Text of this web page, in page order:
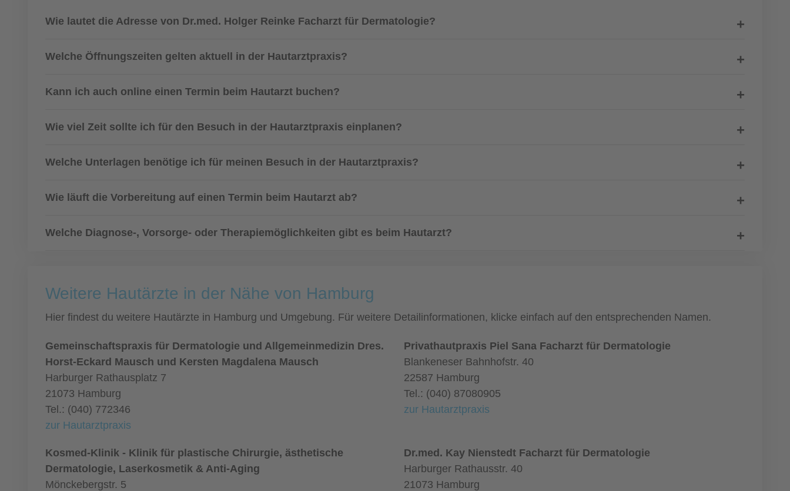
Wie lautet die Adresse von Dr.med. Holger Reinke Facharzt für Dermatologie?
Welche Öffnungszeiten gelten aktuell in der Hautarztpraxis?
Kann ich auch online einen Termin beim Hautarzt buchen?
Wie viel Zeit sollte ich für den Besuch in der Hautarztpraxis einplanen?
Welche Unterlagen benötige ich für meinen Besuch in der Hautarztpraxis?
Wie läuft die Vorbereitung auf einen Termin beim Hautarzt ab?
Welche Diagnose-, Vorsorge- oder Therapiemöglichkeiten gibt es beim Hautarzt?
Weitere Hautärzte in der Nähe von Hamburg
Hier findest du weitere Hautärzte in Hamburg und Umgebung. Für weitere Detailinformationen, klicke einfach auf den entsprechenden Namen.
Gemeinschaftspraxis für Dermatologie und Allgemeinmedizin Dres.
Horst-Eckard Mausch und Kersten Magdalena Mausch
Harburger Rathausplatz 7
21073 Hamburg
Tel.: (040) 772346
zur Hautarztpraxis
Privathautpraxis Piel Sana Facharzt für Dermatologie
Blankeneser Bahnhofstr. 40
22587 Hamburg
Tel.: (040) 87080905
zur Hautarztpraxis
Kosmed-Klinik - Klinik für plastische Chirurgie, ästhetische
Dermatologie, Laserkosmetik & Anti-Aging
Mönckebergstr. 5
Dr.med. Kay Nienstedt Facharzt für Dermatologie
Harburger Rathausstr. 40
21073 Hamburg